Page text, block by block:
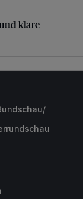
klare Ansage
klare